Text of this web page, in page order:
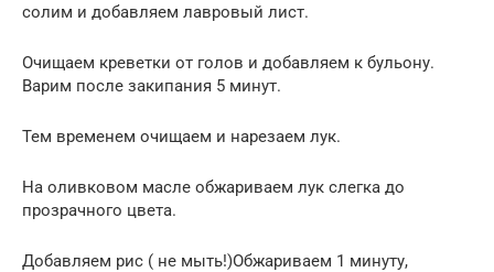
солим и добавляем лавровый лист.
Очищаем креветки от голов и добавляем к бульону.
Варим после закипания 5 минут.
Тем временем очищаем и нарезаем лук.
На оливковом масле обжариваем лук слегка до
прозрачного цвета.
Добавляем рис ( не мыть!)Обжариваем 1 минуту,